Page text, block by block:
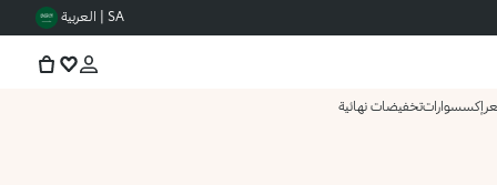
SA | العربية
إكسسواراتتخفيضات نهائية